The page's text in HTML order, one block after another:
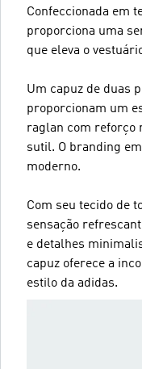
Confeccionada em
proporciona uma
que eleva o
Um capuz de duas
proporcionam um
raglan com reforço
sutil. O branding
moderno.
Com seu tecido de
sensação
e detalhes
capuz oferece a
estilo da adidas.